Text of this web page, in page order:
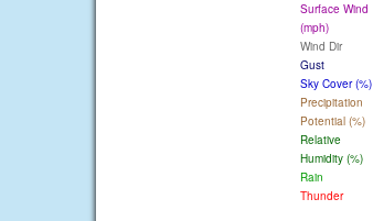
Surface Wind
(mph)
Wind Dir
Gust
Sky Cover (%)
Precipitation
Potential (%)
Relative
Humidity (%)
Rain
Thunder